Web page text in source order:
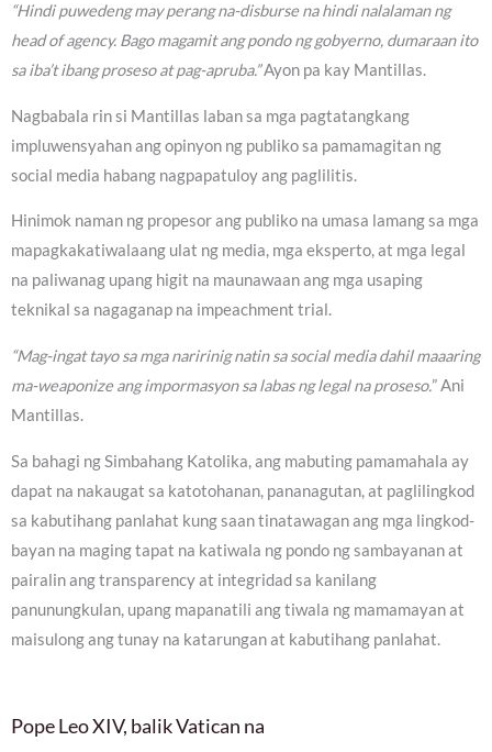
“Hindi puwedeng may perang na-disburse na hindi nalalaman ng
head of agency. Bago magamit ang pondo ng gobyerno, dumaraan ito
sa iba’t ibang proseso at pag-apruba.”Ayon pa kay Mantillas.
Nagbabala rin si Mantillas laban sa mga pagtatangkang
impluwensyahan ang opinyon ng publiko sa pamamagitan ng
social media habang nagpapatuloy ang paglilitis.
Hinimok naman ng propesor ang publiko na umasa lamang sa mga
mapagkakatiwalaang ulat ng media, mga eksperto, at mga legal
na paliwanag upang higit na maunawaan ang mga usaping
teknikal sa nagaganap na impeachment trial.
“Mag-ingat tayo sa mga naririnig natin sa social media dahil maaaring
ma-weaponize ang impormasyon sa labas ng legal na proseso.” Ani
Mantillas.
Sa bahagi ng Simbahang Katolika, ang mabuting pamamahala ay
dapat na nakaugat sa katotohanan, pananagutan, at paglilingkod
sa kabutihang panlahat kung saan tinatawagan ang mga lingkod-
bayan na maging tapat na katiwala ng pondo ng sambayanan at
pairalin ang transparency at integridad sa kanilang
panunungkulan, upang mapanatili ang tiwala ng mamamayan at
maisulong ang tunay na katarungan at kabutihang panlahat.
Pope Leo XIV, balik Vatican na